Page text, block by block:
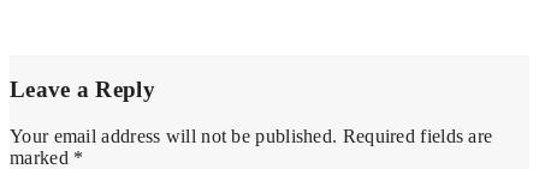
Leave a Reply
Your email address will not be published. Required fields are
marked *